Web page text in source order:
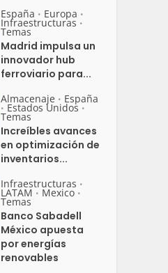
España • Europa •
Infraestructuras •
Temas
Madrid impulsa un
innovador hub
ferroviario para...
Almacenaje • España
• Estados Unidos •
Temas
Increíbles avances
en optimización de
inventarios...
Infraestructuras •
LATAM • Mexico •
Temas
Banco Sabadell
México apuesta
por energías
renovables